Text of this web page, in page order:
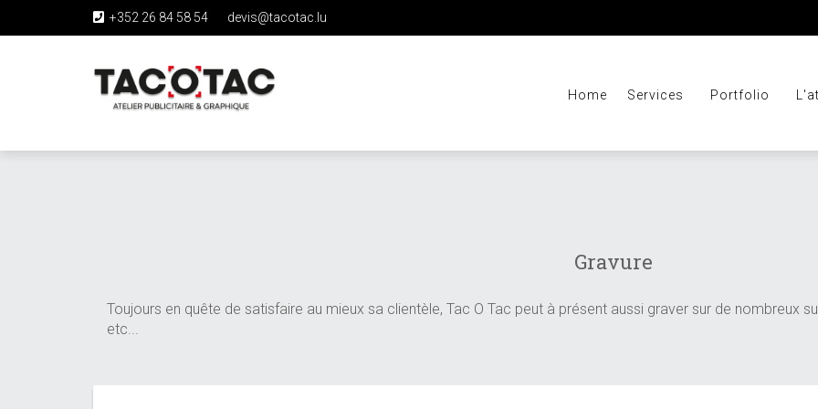
+352 26 84 58 54 devis@tacotac.lu
Home Services Portfolio
Gravure
Toujours en quête de satisfaire au mieux sa clientèle, Tac O Tac peut à présent aussi graver sur de nombreux
etc...